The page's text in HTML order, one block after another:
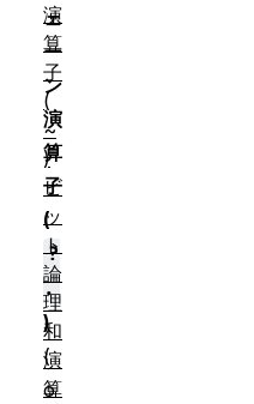
ェ
ー
ン
演
算
子
(
?
.
)
(
o
演
算
子
(
~
)
ビ
ッ
ト
論
理
和
演
算